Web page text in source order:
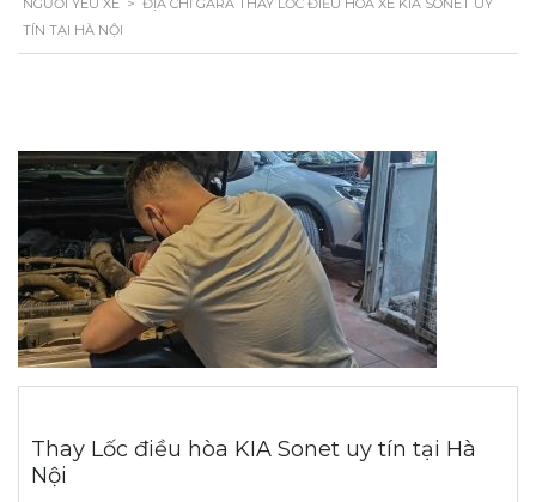
TÍN TẠI HÀ NỘI
Thay Lốc điều hòa KIA Sonet uy tín tại Hà
Nội